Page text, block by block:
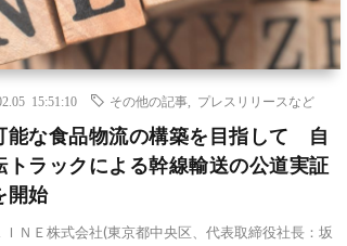
15:51:10 その他の記事 プレスリリースなど
能な食品物流の構築を目指して 自
トラックによる幹線輸送の公道実証
開始
ＮＥ株式会社(東京都中央区、代表取締役社長：坂